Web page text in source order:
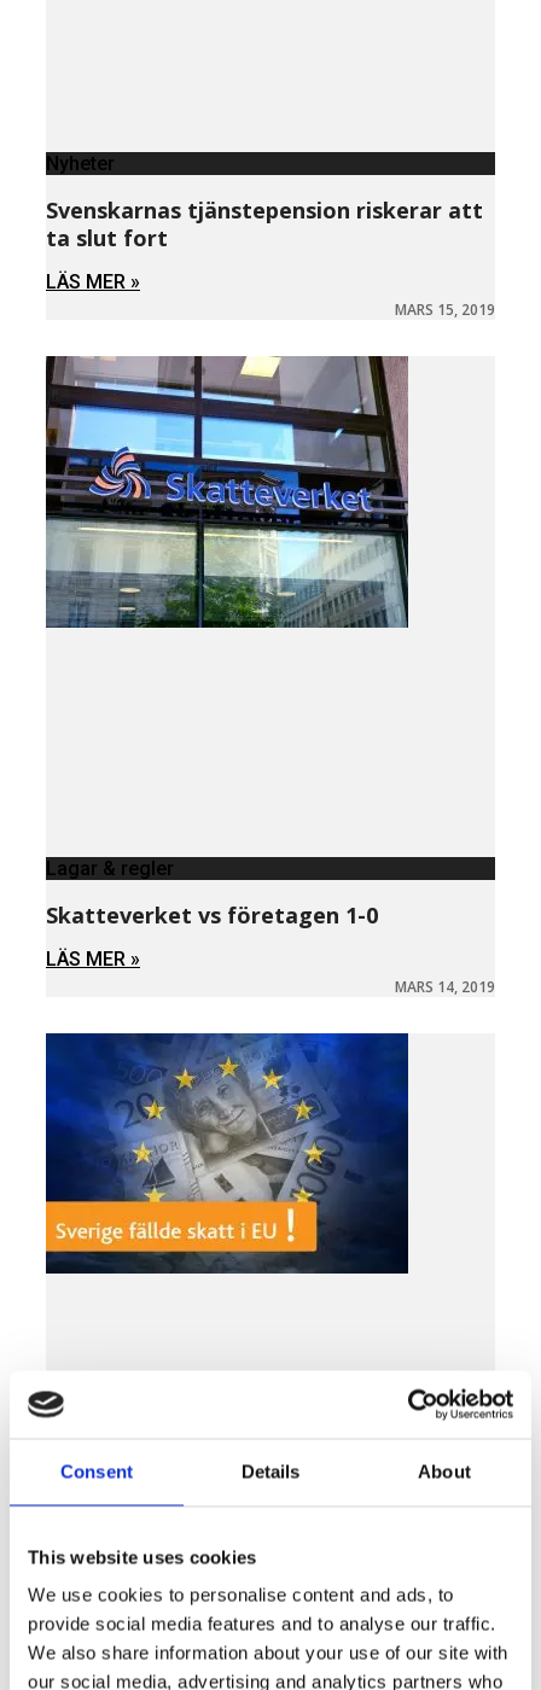
Consent Details About
This website uses cookies
We use cookies to personalise content and ads, to
provide social media features and to analyse our traffic.
We also share information about your use of our site with
our social media, advertising and analytics partners who
Nyheter
Svenskarnas tjänstepension riskerar att
ta slut fort
LÄS MER »
MARS 15, 2019
Lagar & regler
Skatteverket vs företagen 1-0
LÄS MER »
MARS 14, 2019
Sverige var med och stoppade
digitalskatten i EU
LÄS MER »
MARS 13, 2019